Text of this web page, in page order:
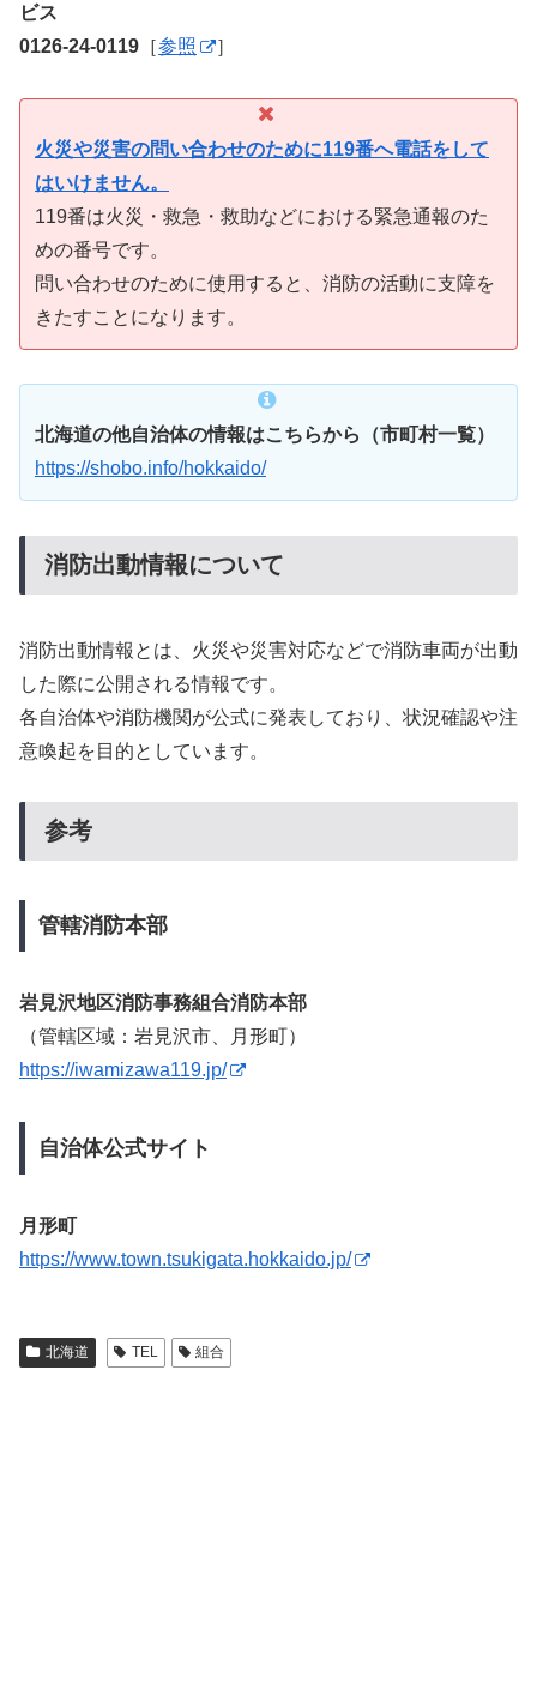
ビス
0126-24-0119 ［参照 ］
火災や災害の問い合わせのために119番へ電話をして
はいけません。
119番は火災・救急・救助などにおける緊急通報のた
めの番号です。
問い合わせのために使用すると、消防の活動に支障を
きたすことになります。
北海道の他自治体の情報はこちらから（市町村一覧）
https://shobo.info/hokkaido/
消防出動情報について
消防出動情報とは、火災や災害対応などで消防車両が出動
した際に公開される情報です。
各自治体や消防機関が公式に発表しており、状況確認や注
意喚起を目的としています。
参考
管轄消防本部
岩見沢地区消防事務組合消防本部
（管轄区域：岩見沢市、月形町）
https://iwamizawa119.jp/
自治体公式サイト
月形町
https://www.town.tsukigata.hokkaido.jp/
北海道 TEL 組合